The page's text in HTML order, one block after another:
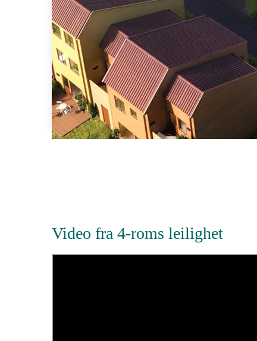
Video fra 4-roms leilighet